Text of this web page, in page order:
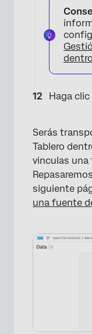
Haga clic
Serás
Tablero
vinculas una
siguiente
una fuente